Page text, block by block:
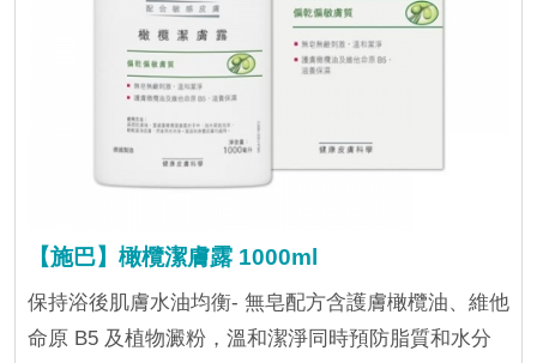
【施巴】橄欖潔膚露 1000ml
保持浴後肌膚水油均衡- 無皂配方含護膚橄欖油、維他
命原 B5 及植物澱粉，溫和潔淨同時預防脂質和水分